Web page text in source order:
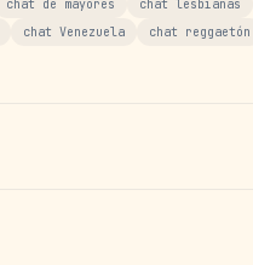
chat de mayores chat lesbianas
chat Venezuela chat reggaetón